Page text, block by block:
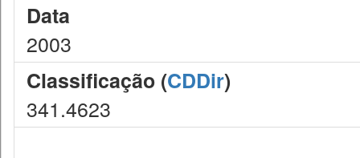
Data
2003
Classificação (CDDir)
341.4623